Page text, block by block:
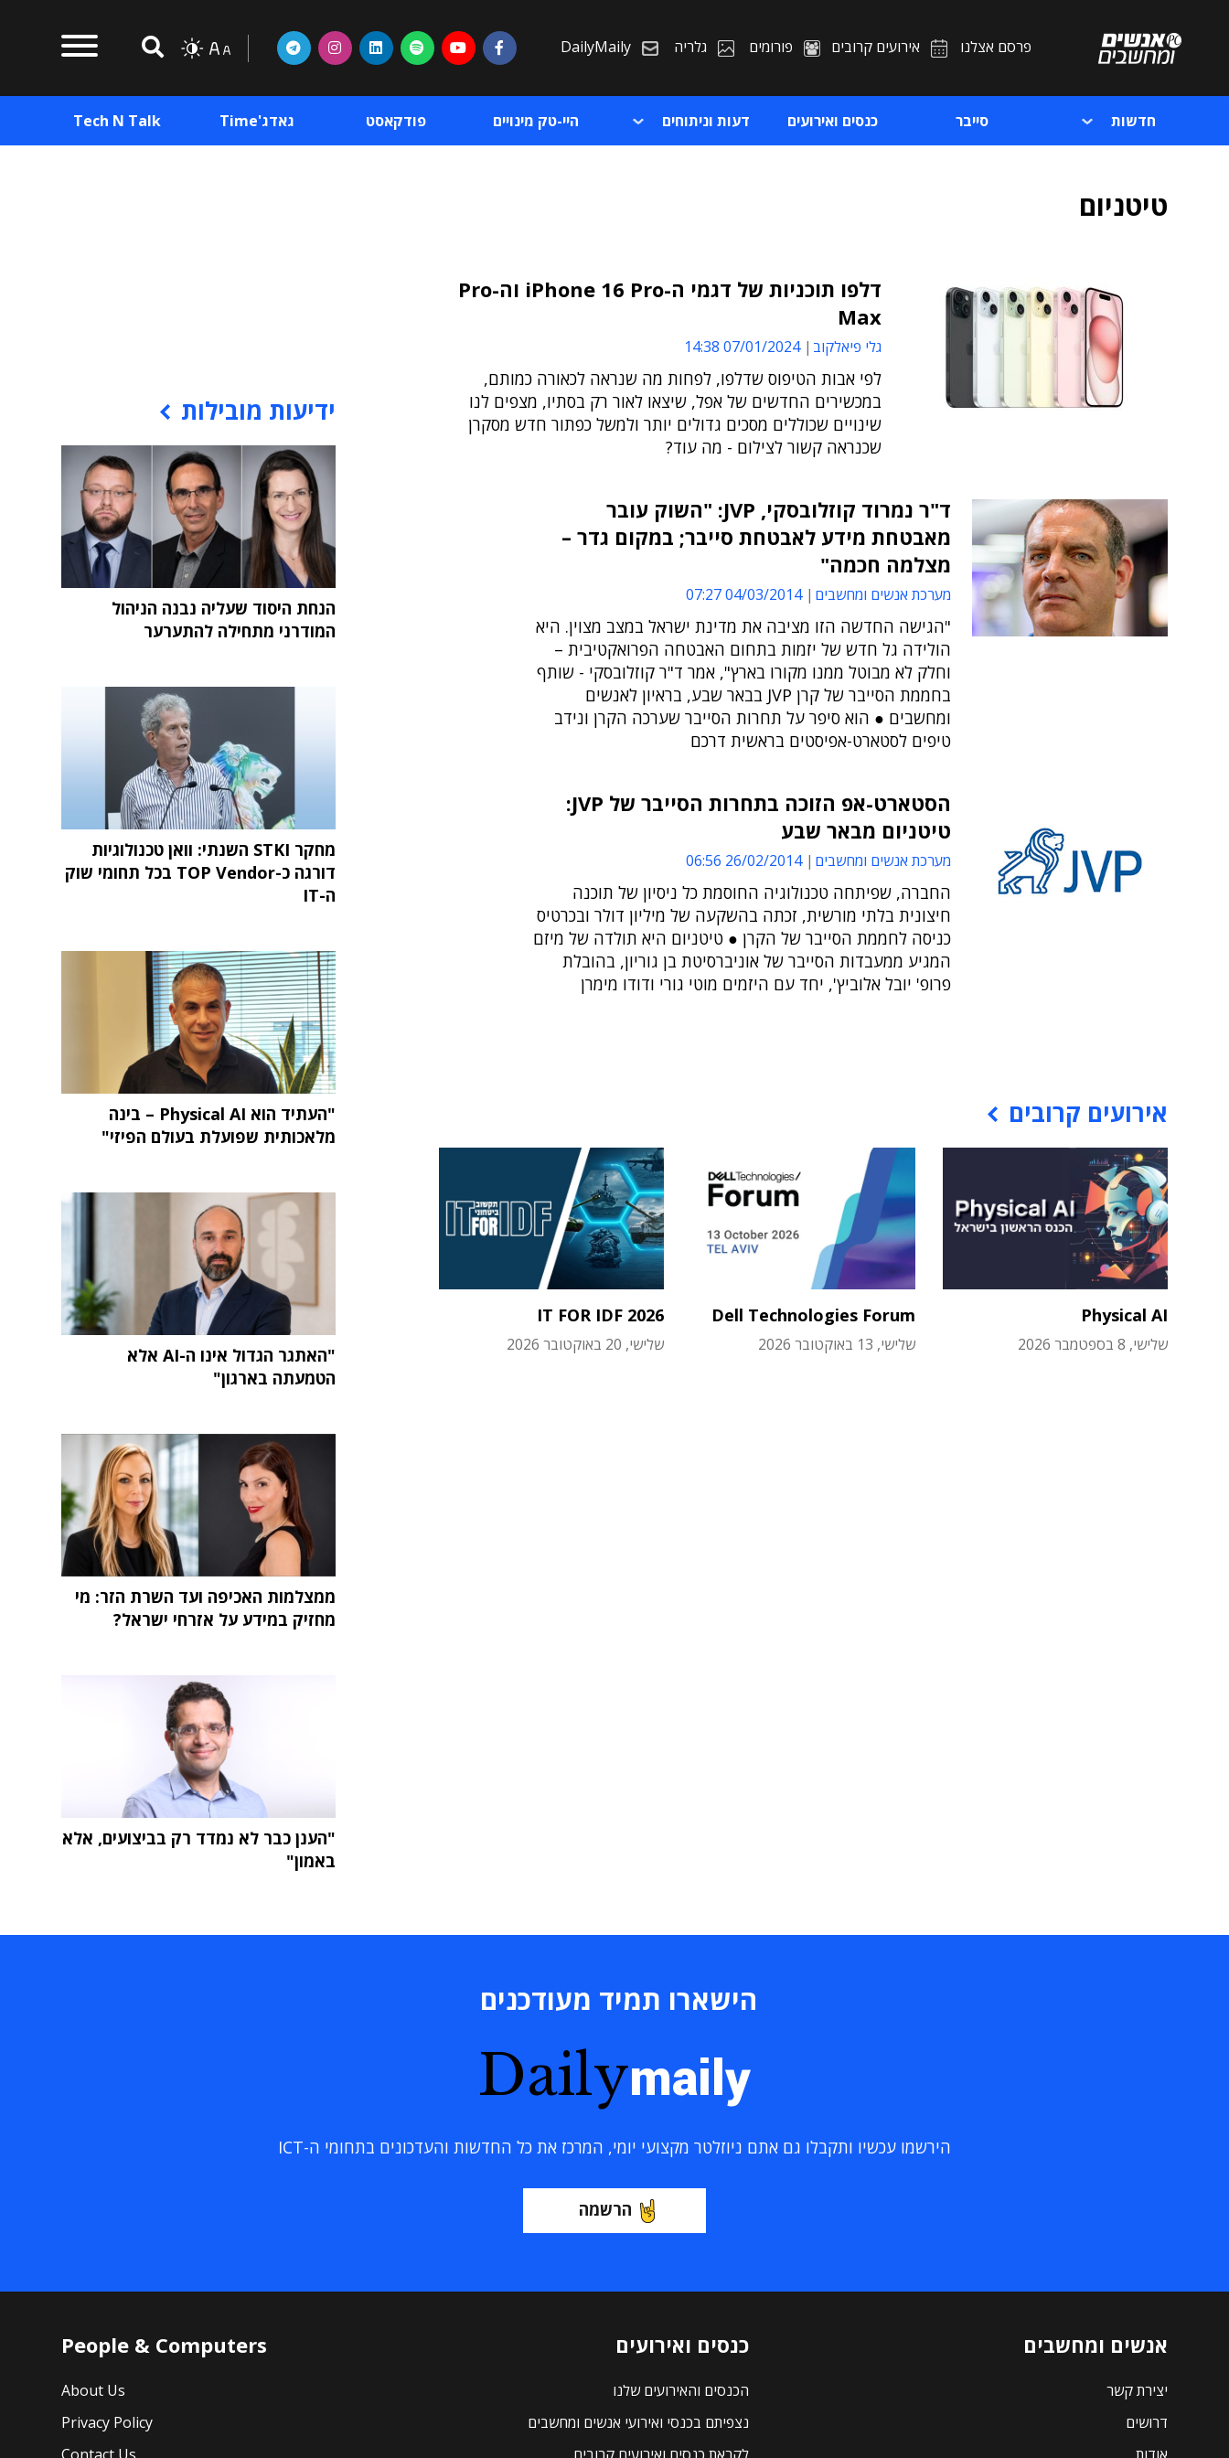
פרסם אצלנו אירועים קרובים פורומים גלריה DailyMaily
חדשות סייבר כנסים ואירועים דעות וניתוחים היי-טק מינויים פודקאסט גאדג'Time Tech N Talk
טיטניום
דלפו תוכניות של דגמי ה-iPhone 16 Pro וה-Pro
Max
גלי פיאלקוב 07/01/2024 14:38
לפי אבות הטיפוס שדלפו, לפחות מה שנראה לכאורה כמותם,
במכשירים החדשים של אפל, שיצאו לאור רק בסתיו, מצפים לנו
שינויים שכוללים מסכים גדולים יותר ולמשל כפתור חדש מסקרן
שכנראה קשור לצילום - מה עוד?
ד"ר נמרוד קוזלובסקי, JVP: "השוק עובר
מאבטחת מידע לאבטחת סייבר; במקום גדר –
מצלמה חכמה"
מערכת אנשים ומחשבים 04/03/2014 07:27
"הגישה החדשה הזו מציבה את מדינת ישראל במצב מצוין. היא
הולידה גל חדש של יזמות בתחום האבטחה הפרואקטיבית –
וחלק לא מבוטל ממנו מקורו בארץ", אמר ד"ר קוזלובסקי - שותף
בחממת הסייבר של קרן JVP בבאר שבע, בראיון לאנשים
ומחשבים ● הוא סיפר על תחרות הסייבר שערכה הקרן ונידב
טיפים לסטארט-אפיסטים בראשית דרכם
הסטארט-אפ הזוכה בתחרות הסייבר של JVP:
טיטניום מבאר שבע
מערכת אנשים ומחשבים 26/02/2014 06:56
החברה, שפיתחה טכנולוגיה החוסמת כל ניסיון של תוכנה
חיצונית בלתי מורשית, זכתה בהשקעה של מיליון דולר ובכרטיס
כניסה לחממת הסייבר של הקרן ● טיטניום היא תולדה של מיזם
המגיע ממעבדות הסייבר של אוניברסיטת בן גוריון, בהובלת
פרופ' יובל אלוביץ', יחד עם היזמים מוטי גורי ודודו מימרן
אירועים קרובים
Physical AI
שלישי, 8 בספטמבר 2026
Dell Technologies Forum
שלישי, 13 באוקטובר 2026
IT FOR IDF 2026
שלישי, 20 באוקטובר 2026
ידיעות מובילות
הנחת היסוד שעליה נבנה הניהול
המודרני מתחילה להתערער
מחקר STKI השנתי: וואן טכנולוגיות
דורגה כ-TOP Vendor בכל תחומי שוק
ה-IT
"העתיד הוא Physical AI – בינה
מלאכותית שפועלת בעולם הפיזי"
"האתגר הגדול אינו ה-AI אלא
הטמעתה בארגון"
ממצלמות האכיפה ועד השרת הזר: מי
מחזיק במידע על אזרחי ישראל?
"הענן כבר לא נמדד רק בביצועים, אלא
באמון"
הישארו תמיד מעודכנים
Dailymaily
הירשמו עכשיו ותקבלו גם אתם ניוזלטר מקצועי יומי, המרכז את כל החדשות והעדכונים בתחומי ה-ICT
הרשמה
אנשים ומחשבים
יצירת קשר
דרושים
כנסים ואירועים
הכנסים והאירועים שלנו
נצפיתם בכנסי ואירועי אנשים ומחשבים
People & Computers
About Us
Privacy Policy